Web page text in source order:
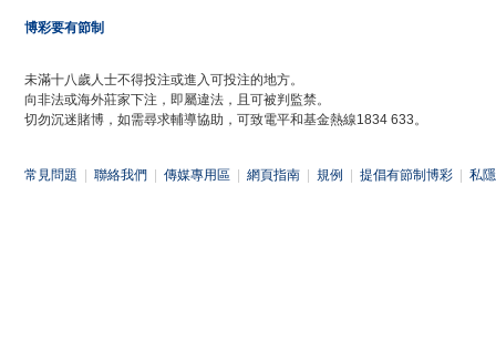
博彩要有節制
未滿十八歲人士不得投注或進入可投注的地方。
向非法或海外莊家下注，即屬違法，且可被判監禁。
切勿沉迷賭博，如需尋求輔導協助，可致電平和基金熱線1834 633。
常見問題 聯絡我們 傳媒專用區 網頁指南 規例 提倡有節制博彩 私